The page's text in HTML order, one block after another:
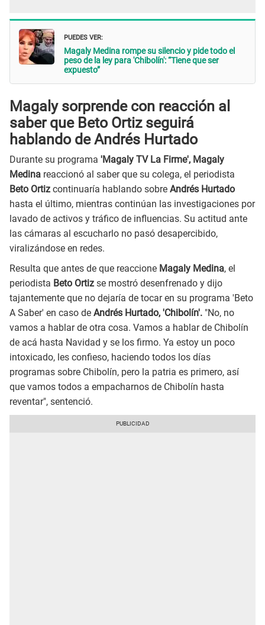
PUEDES VER:
Magaly Medina rompe su silencio y pide todo el
peso de la ley para 'Chibolín': “Tiene que ser
expuesto”
Magaly sorprende con reacción al
saber que Beto Ortiz seguirá
hablando de Andrés Hurtado
Durante su programa 'Magaly TV La Firme', Magaly
Medina reaccionó al saber que su colega, el periodista
Beto Ortiz continuaría hablando sobre Andrés Hurtado
hasta el último, mientras continúan las investigaciones por
lavado de activos y tráfico de influencias. Su actitud ante
las cámaras al escucharlo no pasó desapercibido,
viralizándose en redes.
Resulta que antes de que reaccione Magaly Medina, el
periodista Beto Ortiz se mostró desenfrenado y dijo
tajantemente que no dejaría de tocar en su programa 'Beto
A Saber' en caso de Andrés Hurtado, 'Chibolín'. "No, no
vamos a hablar de otra cosa. Vamos a hablar de Chibolín
de acá hasta Navidad y se los firmo. Ya estoy un poco
intoxicado, les confieso, haciendo todos los días
programas sobre Chibolín, pero la patria es primero, así
que vamos todos a empacharnos de Chibolín hasta
reventar", sentenció.